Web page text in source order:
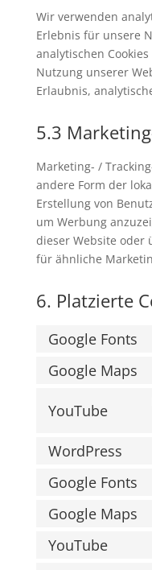
Wir verwenden
Erlebnis für unsere
analytischen
Nutzung unserer
Erlaubnis,
5.3
Marketing- /
andere Form der
Erstellung von
um Werbung
dieser Website oder
für ähnliche
6. Platzierte
Google Fonts
Google Maps
YouTube
WordPress
Google Fonts
Google Maps
YouTube